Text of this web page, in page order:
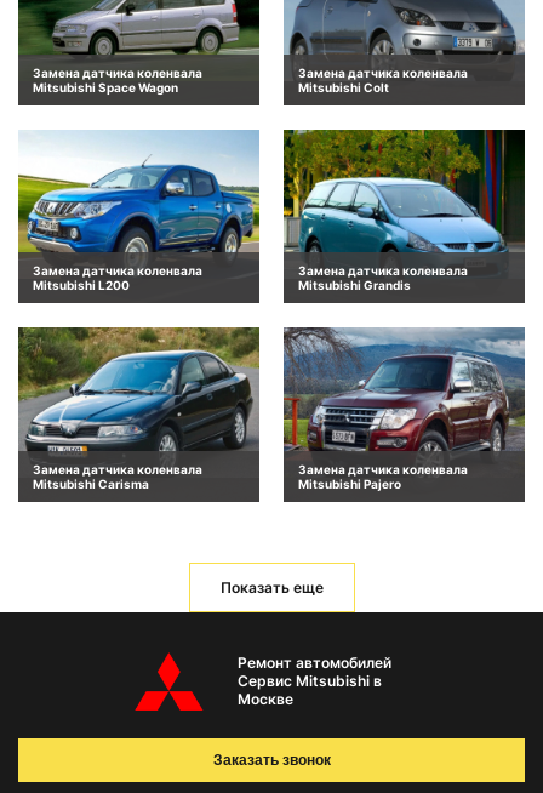
Замена датчика коленвала
Mitsubishi Space Wagon
Замена датчика коленвала
Mitsubishi Colt
Замена датчика коленвала
Mitsubishi L200
Замена датчика коленвала
Mitsubishi Grandis
Замена датчика коленвала
Mitsubishi Carisma
Замена датчика коленвала
Mitsubishi Pajero
Показать еще
Ремонт автомобилей
Сервис Mitsubishi в
Москве
Заказать звонок